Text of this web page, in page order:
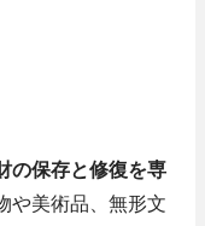
の保存と修復を専
や美術品、無形文